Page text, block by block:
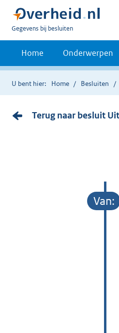
U
bent
Gegevens bij besluiten
Home Onderwerpen
U bent hier: Home Besluiten
Terug naar besluit